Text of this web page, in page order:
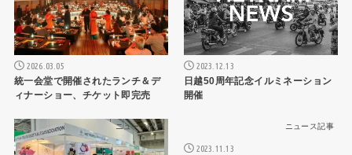
2026.03.05
統一会堂で開催されたランチ＆デ
ィナーショー、チケット即完売
2023.12.13
日越50周年記念イルミネーション
開催
ニュース記事 ニュース記事
2023.11.13